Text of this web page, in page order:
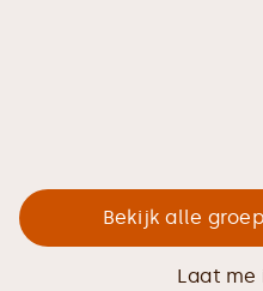
Bekijk alle
Laat me